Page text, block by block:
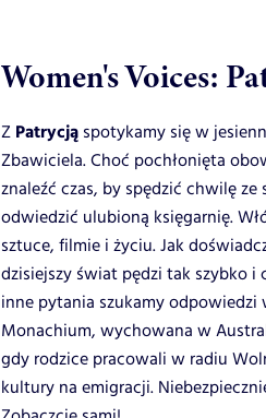
Women's Voices:
Z Patrycją spotykamy się w
Zbawiciela. Choć pochłonięta
znaleźć czas, by spędzić chwilę
odwiedzić ulubioną księgarnię.
sztuce, filmie i życiu. Jak
dzisiejszy świat pędzi tak szybko i
inne pytania szukamy odpowiedzi
Monachium, wychowana w
gdy rodzice pracowali w radiu
kultury na emigracji.